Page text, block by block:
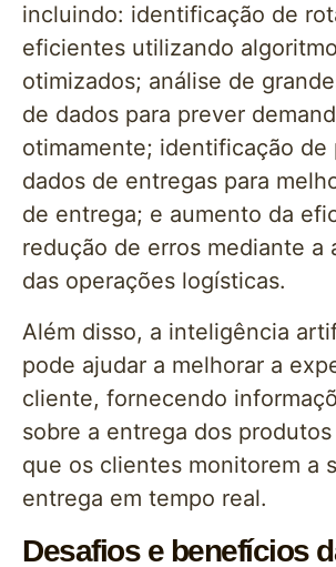
incluindo: identificação de
eficientes utilizando
otimizados; análise de
de dados para prever
otimamente; identificação de
dados de entregas para
de entrega; e aumento da
redução de erros mediante a
das operações logísticas.
Além disso, a inteligência
pode ajudar a melhorar a
cliente, fornecendo
sobre a entrega dos
que os clientes monitorem a
entrega em tempo real.
Desafios e benefícios